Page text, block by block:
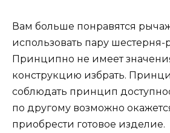
Вам больше понравятся
использовать пару шестерня-
Принципно не имеет
конструкцию избрать.
соблюдать принцип
по другому возможно
приобрести готовое изделие.